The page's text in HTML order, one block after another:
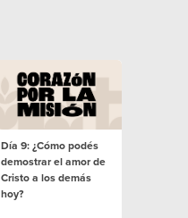
Día 9: ¿Cómo podés
demostrar el amor de
Cristo a los demás
hoy?